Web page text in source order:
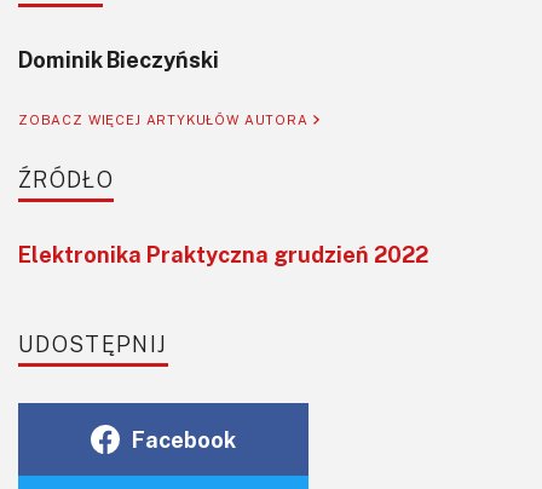
Dominik Bieczyński
ZOBACZ WIĘCEJ ARTYKUŁÓW AUTORA
ŹRÓDŁO
Elektronika Praktyczna grudzień 2022
UDOSTĘPNIJ
Facebook